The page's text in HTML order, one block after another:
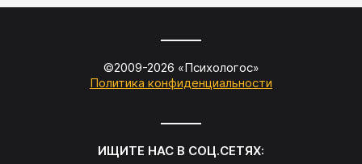
©2009-2026 «Психологос»
Политика конфиденциальности
ИЩИТЕ НАС В СОЦ.СЕТЯХ: